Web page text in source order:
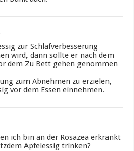
zur Schlafverbesserung
wird, dann sollte er nach dem
dem Zu Bett gehen genommen
zum Abnehmen zu erzielen,
vor dem Essen einnehmen.
ich bin an der Rosazea erkrankt
Apfelessig trinken?